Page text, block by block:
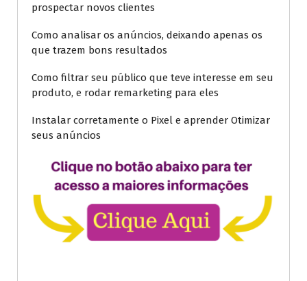
prospectar novos clientes
Como analisar os anúncios, deixando apenas os
que trazem bons resultados
Como filtrar seu público que teve interesse em seu
produto, e rodar remarketing para eles
Instalar corretamente o Pixel e aprender Otimizar
seus anúncios